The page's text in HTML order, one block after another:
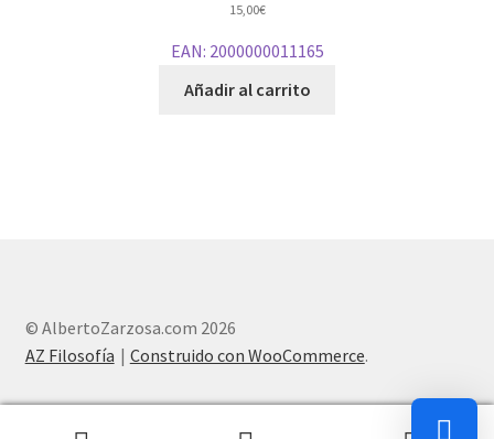
15,00€
EAN: 2000000011165
Añadir al carrito
© AlbertoZarzosa.com 2026
AZ Filosofía
Construido con WooCommerce.